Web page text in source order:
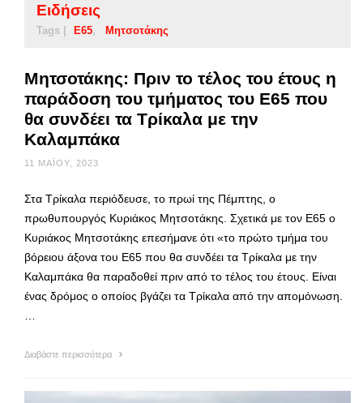
Ειδήσεις
Tags | Ε65 Μητσοτάκης
Μητσοτάκης: Πριν το τέλος του έτους η
παράδοση του τμήματος του Ε65 που
θα συνδέει τα Τρίκαλα με την
Καλαμπάκα
11 ΜΑΪ́ΟΥ, 2023
Στα Τρίκαλα περιόδευσε, το πρωί της Πέμπτης, ο
πρωθυπουργός Κυριάκος Μητσοτάκης. Σχετικά με τον Ε65 ο
Κυριάκος Μητσοτάκης επεσήμανε ότι «το πρώτο τμήμα του
βόρειου άξονα του Ε65 που θα συνδέει τα Τρίκαλα με την
Καλαμπάκα θα παραδοθεί πριν από το τέλος του έτους. Είναι
ένας δρόμος ο οποίος βγάζει τα Τρίκαλα από την απομόνωση.
Διαβάστε περισσότερα